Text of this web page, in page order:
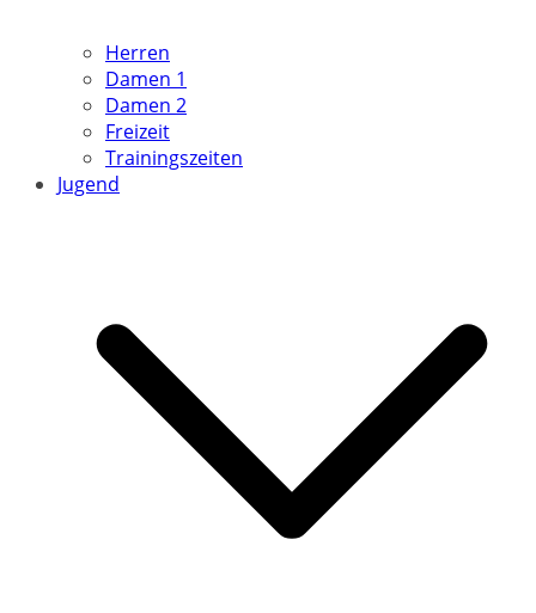
Herren
Damen 1
Damen 2
Freizeit
Trainingszeiten
Jugend